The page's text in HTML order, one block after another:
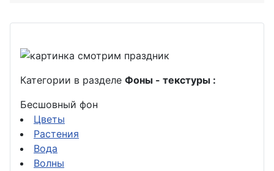
Категории в разделе Фоны - текстуры :
Бесшовный фон
Цветы
Растения
Вода
Волны